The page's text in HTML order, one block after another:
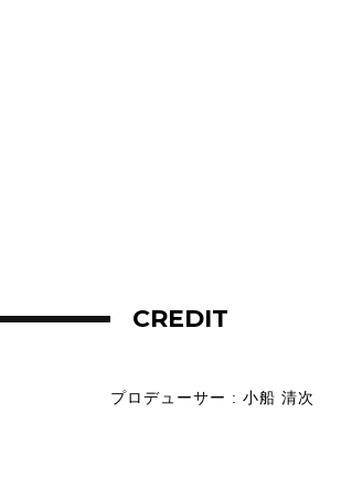
CREDIT
プロデューサー : 小船 清次